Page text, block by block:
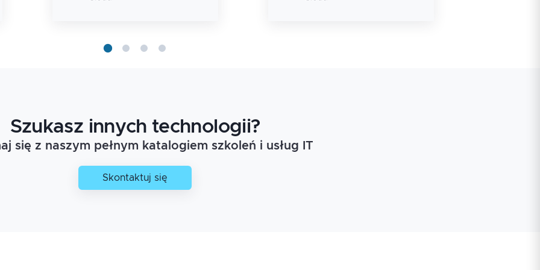
Szukasz innych technologii?
się z naszym pełnym katalogiem szkoleń i usług IT
Skontaktuj się